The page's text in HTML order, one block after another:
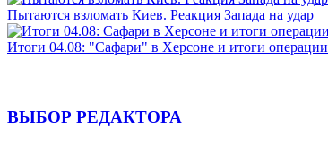
Пытаются взломать Киев. Реакция Запада на удар
Итоги 04.08: "Сафари" в Херсоне и итоги операции
ВЫБОР РЕДАКТОРА